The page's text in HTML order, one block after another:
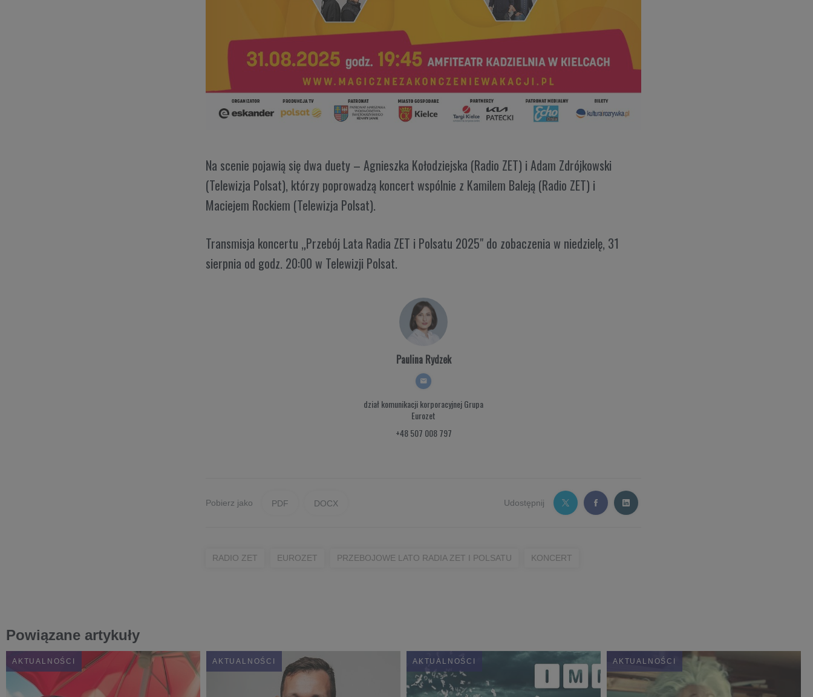
Na scenie pojawią się dwa duety – Agnieszka Kołodziejska (Radio ZET) i Adam Zdrójkowski
(Telewizja Polsat), którzy poprowadzą koncert wspólnie z Kamilem Baleją (Radio ZET) i
Maciejem Rockiem (Telewizja Polsat).
Transmisja koncertu „Przebój Lata Radia ZET i Polsatu 2025" do zobaczenia w niedzielę, 31
sierpnia od godz. 20:00 w Telewizji Polsat.
Paulina Rydzek
dział komunikacji korporacyjnejGrupa
Eurozet
+48 507 008 797
Pobierz jako PDF DOCX Udostępnij
RADIO ZET EUROZET PRZEBOJOWE LATO RADIA ZET I POLSATU KONCERT
Powiązane artykuły
AKTUALNOŚCI AKTUALNOŚCI AKTUALNOŚCI AKTUALNOŚCI